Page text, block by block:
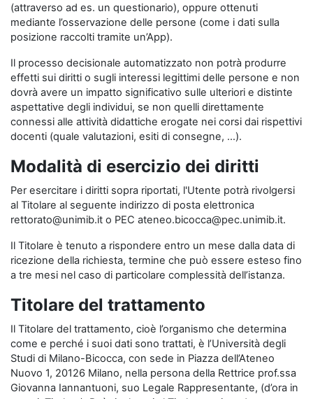
(attraverso ad es. un questionario), oppure ottenuti
mediante l’osservazione delle persone (come i dati sulla
posizione raccolti tramite un’App).
Il processo decisionale automatizzato non potrà produrre
effetti sui diritti o sugli interessi legittimi delle persone e non
dovrà avere un impatto significativo sulle ulteriori e distinte
aspettative degli individui, se non quelli direttamente
connessi alle attività didattiche erogate nei corsi dai rispettivi
docenti (quale valutazioni, esiti di consegne, …).
Modalità di esercizio dei diritti
Per esercitare i diritti sopra riportati, l'Utente potrà rivolgersi
al Titolare al seguente indirizzo di posta elettronica
rettorato@unimib.it o PEC ateneo.bicocca@pec.unimib.it.
Il Titolare è tenuto a rispondere entro un mese dalla data di
ricezione della richiesta, termine che può essere esteso fino
a tre mesi nel caso di particolare complessità dell’istanza.
Titolare del trattamento
Il Titolare del trattamento, cioè l’organismo che determina
come e perché i suoi dati sono trattati, è l’Università degli
Studi di Milano-Bicocca, con sede in Piazza dell’Ateneo
Nuovo 1, 20126 Milano, nella persona della Rettrice prof.ssa
Giovanna Iannantuoni, suo Legale Rappresentante, (d’ora in